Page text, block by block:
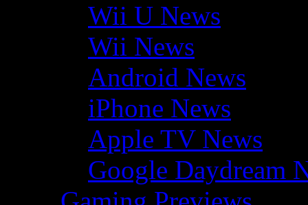
Wii U News
Wii News
Android News
iPhone News
Apple TV News
Google Daydream